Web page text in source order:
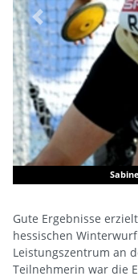
Previous
Gute Ergebnisse
hessischen
Leistungszentrum an
Teilnehmerin war die